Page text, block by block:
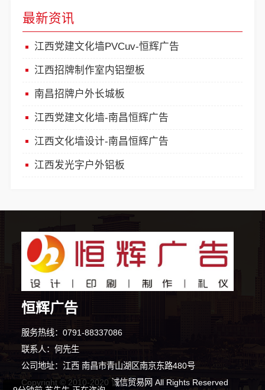
最新资讯
江西党建文化墙PVCuv-恒辉广告
江西招牌制作室内铝塑板
南昌招牌户外长城板
江西党建文化墙-南昌恒辉广告
江西文化墙设计-南昌恒辉广告
江西发光字户外铝板
恒辉广告
服务热线：0791-88337086
联系人：何先生
公司地址：江西 南昌市青山湖区南京东路480号
Copyright © 2010-2020 诚信贸易网 All Rights Reserved
4分钟前 李小姐 正在咨询
7分钟前 周先生 正在咨询